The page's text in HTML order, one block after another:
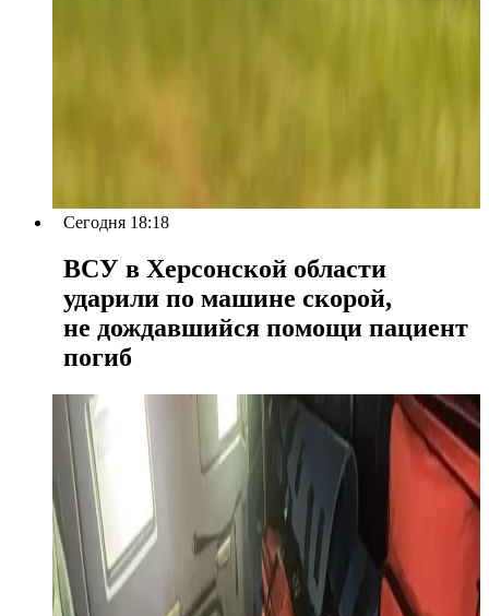
Сегодня 18:18
ВСУ в Херсонской области
ударили по машине скорой,
не дождавшийся помощи пациент
погиб